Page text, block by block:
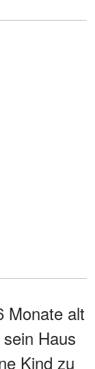
Monate alt
Haus
Kind zu